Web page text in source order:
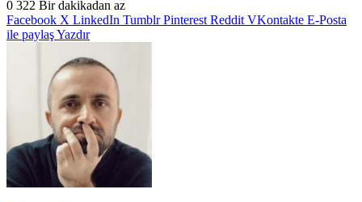
0 322 Bir dakikadan az
Facebook X LinkedIn Tumblr Pinterest Reddit VKontakte E-Posta
ile paylaşYazdır